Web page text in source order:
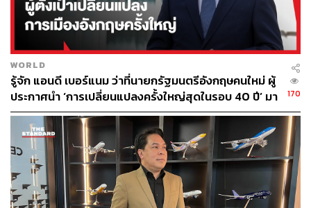
TAGS: Thai AirAsia
ธุรกิจสายการบิน
ไทยแอร์เอเชีย เอ็กซ์-Thai AirAsia X
Vietjet
สมาคมสายการบินประเทศไทย
Nok Air
Thai Lion Air
สินเชื่อดอกเบี้ยต่ำ
Thai Smile
Bangkok Airways
ล็อกดาวน์
WORLD
รู้จัก แอนดี เบอร์แนม ว่าที่นายกรัฐมนตรีอังกฤษคนใหม่ ผู้
ประกาศนำ ‘การเปลี่ยนแปลงครั้งใหญ่สุดในรอบ 40 ปี’ มา
สู่การเมืองอังกฤษ
170